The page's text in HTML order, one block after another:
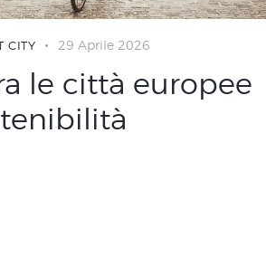
CITY 29 Aprile 2026
le città europee